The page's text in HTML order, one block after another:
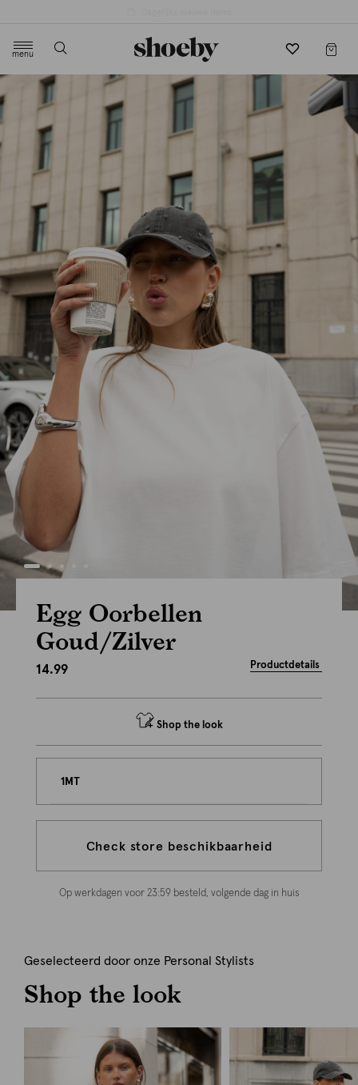
menu
Egg Oorbellen
Goud/Zilver
14.99 Productdetails
Shop the look
1MT
Check store beschikbaarheid
Op werkdagen voor 23:59 besteld, volgende dag in huis
Geselecteerd door onze Personal Stylists
Shop the look